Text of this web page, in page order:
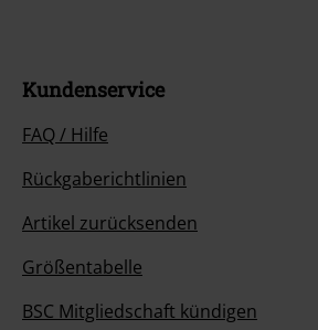
Kundenservice
FAQ / Hilfe
Rückgaberichtlinien
Artikel zurücksenden
Größentabelle
BSC Mitgliedschaft kündigen